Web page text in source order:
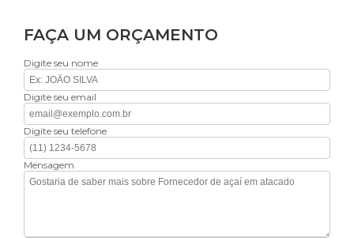
FAÇA UM ORÇAMENTO
Digite seu nome
Digite seu email
Digite seu telefone
Mensagem